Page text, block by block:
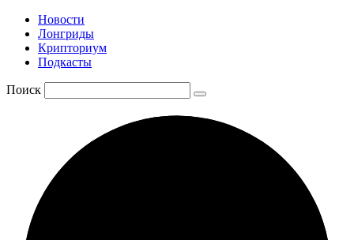
Новости
Лонгриды
Крипториум
Подкасты
Поиск